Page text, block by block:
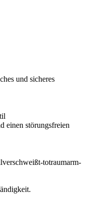
und sicheres
einen störungsfreien